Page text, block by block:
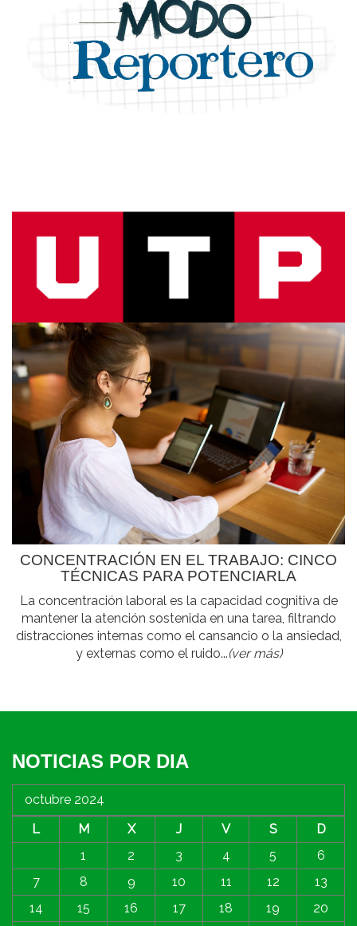
CONCENTRACIÓN EN EL TRABAJO: CINCO
TÉCNICAS PARA POTENCIARLA
La concentración laboral es la capacidad cognitiva de
mantener la atención sostenida en una tarea, filtrando
distracciones internas como el cansancio o la ansiedad,
y externas como el ruido...(ver más)
NOTICIAS POR DIA
octubre 2024
L
M X J V S
D
1
2 3 4 5
6
7
8 9 10 11 12
13
14
15 16 17 18 19
20